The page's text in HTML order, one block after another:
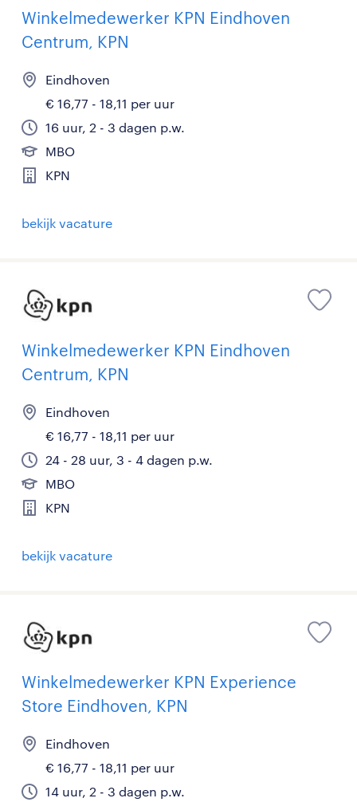
Winkelmedewerker KPN Eindhoven
Centrum, KPN
Eindhoven
€ 16,77 - 18,11 per uur
16 uur, 2 - 3 dagen p.w.
MBO
KPN
bekijk vacature
Winkelmedewerker KPN Eindhoven
Centrum, KPN
Eindhoven
€ 16,77 - 18,11 per uur
24 - 28 uur, 3 - 4 dagen p.w.
MBO
KPN
bekijk vacature
Winkelmedewerker KPN Experience
Store Eindhoven, KPN
Eindhoven
€ 16,77 - 18,11 per uur
14 uur, 2 - 3 dagen p.w.